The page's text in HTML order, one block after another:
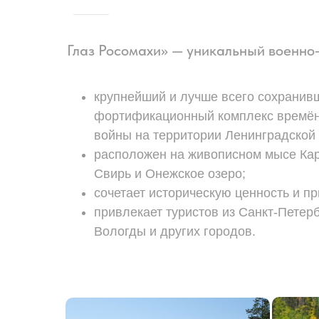
крупнейший и лучше всего
фортификационный комплекс
войны на территории Ленинградской
расположен на живописном мысе
Свирь и Онежское озеро;
сочетает историческую ценность и
привлекает туристов из
Вологды и других городов.
Глаз Росомахи» — уникальный